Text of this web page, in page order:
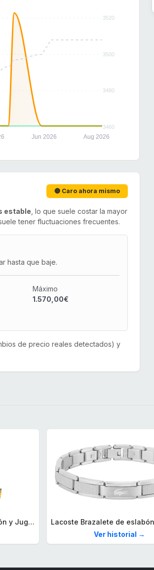
3520
3500
3480
3460
Jun 2026 Aug 2026
🔴 Caro ahora mismo
estable , lo que suele costar la mayor
tener fluctuaciones frecuentes.
hasta que baje.
Máximo
1.570,00€
de precio reales detectados) y
Mega Fallout Figuras de acción y Juguetes de construcción, Parada de Camiones Red Rocket con 824 Piezas, 2 Personajes articulados y Accesorios, para coleccionistas, HXT00
Ver historial →